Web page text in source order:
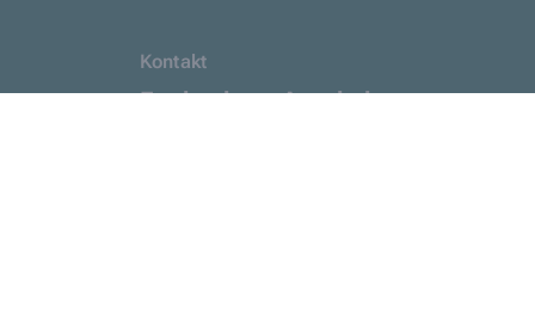
Kontakt
Funkenburg Apotheke